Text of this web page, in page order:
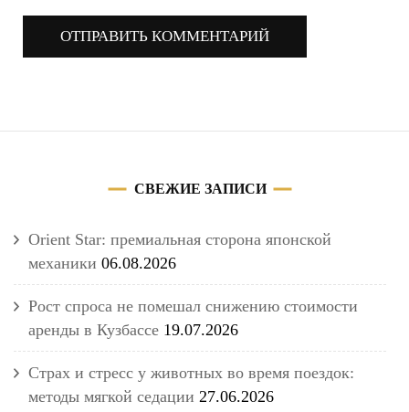
СВЕЖИЕ ЗАПИСИ
Orient Star: премиальная сторона японской
механики 06.08.2026
Рост спроса не помешал снижению стоимости
аренды в Кузбассе 19.07.2026
Страх и стресс у животных во время поездок:
методы мягкой седации 27.06.2026